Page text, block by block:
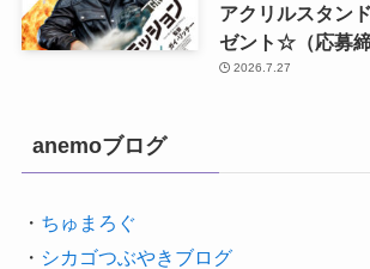
アクリルスタン
ゼント☆（応募締
2026.7.27
anemoブログ
・ ちゅまろぐ
・ シカゴつぶやきブログ